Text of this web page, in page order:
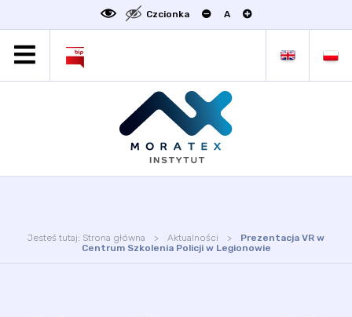
Czcionka A
SCIENCE4BUSINESS
Jesteś tutaj: Strona główna Aktualności
Prezentacja VR w
Centrum Szkolenia Policji w Legionowie